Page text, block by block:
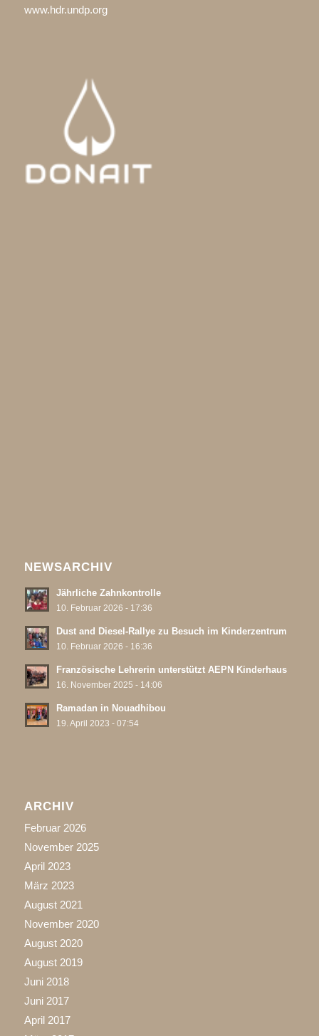
www.hdr.undp.org
NEWSARCHIV
Jährliche Zahnkontrolle
10. Februar 2026 - 17:36
Dust and Diesel-Rallye zu Besuch im Kinderzentrum
10. Februar 2026 - 16:36
Französische Lehrerin unterstützt AEPN Kinderhaus
16. November 2025 - 14:06
Ramadan in Nouadhibou
19. April 2023 - 07:54
ARCHIV
Februar 2026
November 2025
April 2023
März 2023
August 2021
November 2020
August 2020
August 2019
Juni 2018
Juni 2017
April 2017